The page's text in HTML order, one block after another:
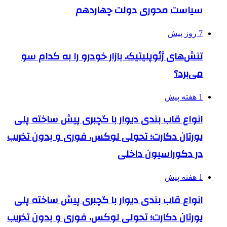
سیاست محوری دولت چهاردهم
7 روز پیش
تنش‌های ژئوپلیتیک، بازار خودرو را به کدام سو
می‌برد؟
1 هفته پیش
انواع قاب بندی دیوار با گچبری پیش ساخته پلی
یورتان دکارت؛ تحولی لوکس، فوری و بدون تخریب
در دکوراسیون داخلی
1 هفته پیش
انواع قاب بندی دیوار با گچبری پیش ساخته پلی
یورتان دکارت؛ تحولی لوکس، فوری و بدون تخریب